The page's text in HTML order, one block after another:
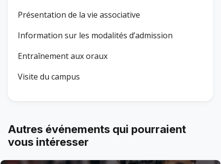
Présentation de la vie associative
Information sur les modalités d’admission
Entraînement aux oraux
Visite du campus
Autres événements qui pourraient
vous intéresser